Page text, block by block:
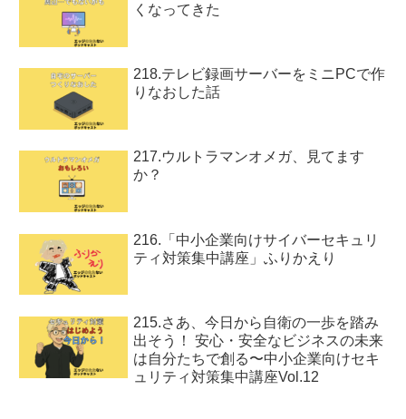
くなってきた
218.テレビ録画サーバーをミニPCで作
りなおした話
217.ウルトラマンオメガ、見てます
か？
216.「中小企業向けサイバーセキュリ
ティ対策集中講座」ふりかえり
215.さあ、今日から自衛の一歩を踏み
出そう！ 安心・安全なビジネスの未来
は自分たちで創る〜中小企業向けセキ
ュリティ対策集中講座Vol.12